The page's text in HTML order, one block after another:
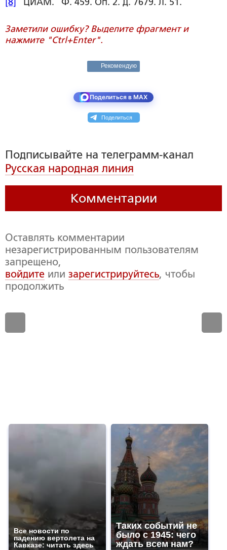
[8] ЦИАМ. Ф. 459. Оп. 2. Д. 7679. Л. 51.
Заметили ошибку? Выделите фрагмент и
нажмите "Ctrl+Enter".
Рекомендую
Поделиться в MAX
Поделиться
Подписывайте на телеграмм-канал
Русская народная линия
Комментарии
Оставлять комментарии
незарегистрированным пользователям
запрещено,
войдите или зарегистрируйтесь, чтобы
продолжить
Все новости по
падению вертолета на
Кавказе: читать здесь
Таких событий не
было с 1945: чего
ждать всем нам?